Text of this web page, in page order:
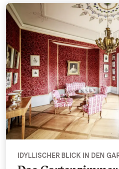
IDYLLISCHER BLICK IN DEN
Das Gartenzimmer - Idyllischer